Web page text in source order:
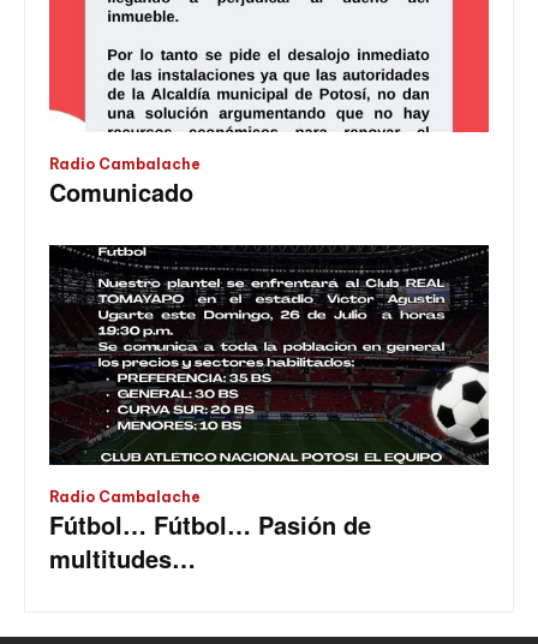
Radio Cambalache
Comunicado
Radio Cambalache
Fútbol… Fútbol… Pasión de
multitudes…